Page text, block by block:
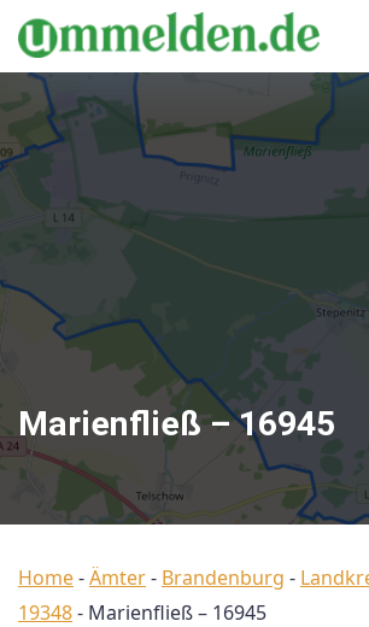
Marienfließ – 16945
Home-Ämter- Brandenburg -
19348- Marienfließ – 16945